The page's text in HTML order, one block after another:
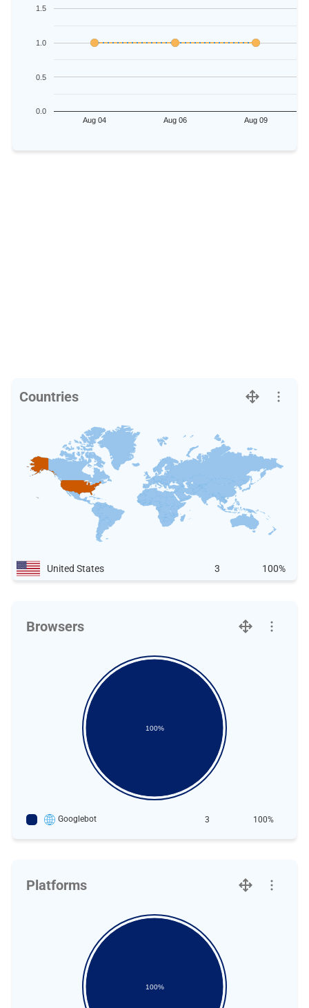
Aug 04 Aug 06 Aug 09
0.0
0.5
1.0
1.5
Countries
United States 3 100%
Browsers
100%
Googlebot 3 100%
Platforms
100%